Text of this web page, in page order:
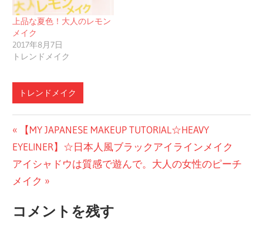
上品な夏色！大人のレモン
メイク
2017年8月7日
トレンドメイク
トレンドメイク
投
稿
ナ
ゲ
前
の
投
稿:
【MY JAPANESE MAKEUP TUTORIAL☆HEAVY
EYELINER】☆日本人風ブラックアイラインメイク
次
の
稿:
アイシャドウは質感で遊んで。大人の女性のピーチ
メイク
コメントを残す